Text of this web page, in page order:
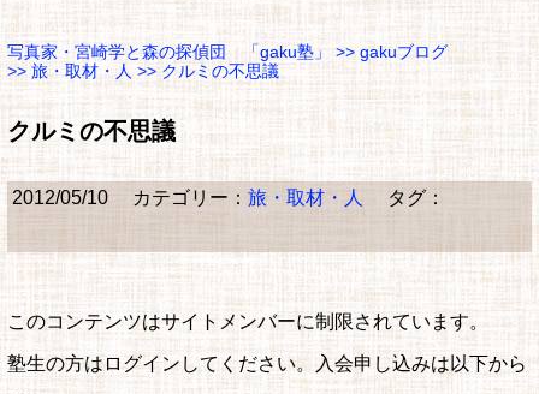
写真家・宮崎学と森の探偵団 「gaku塾」 >> gakuブログ
>> 旅・取材・人 >> クルミの不思議
クルミの不思議
2012/05/10 カテゴリー： 旅・取材・人 タグ：
このコンテンツはサイトメンバーに制限されています。
塾生の方はログインしてください。入会申し込みは以下から